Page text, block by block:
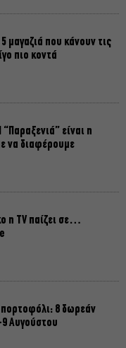
μαγαζιά που κάνουν τις
πιο κοντά
είναι η
να διαφέρουμε
η TV παίζει σε…
8 δωρεάν
Αυγούστου